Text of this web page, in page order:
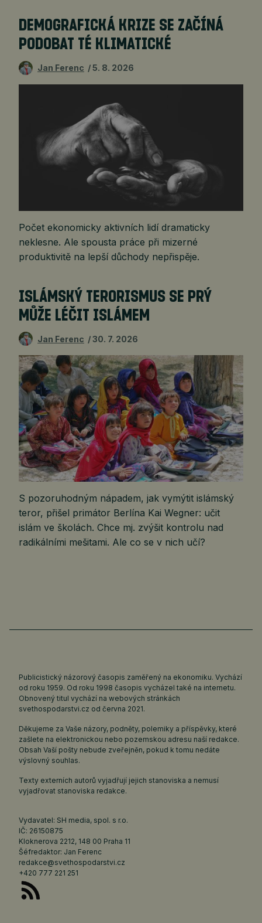
DEMOGRAFICKÁ KRIZE SE ZAČÍNÁ
PODOBAT TÉ KLIMATICKÉ
Jan Ferenc 5. 8. 2026
Počet ekonomicky aktivních lidí dramaticky
neklesne. Ale spousta práce při mizerné
produktivitě na lepší důchody nepřispěje.
ISLÁMSKÝ TERORISMUS SE PRÝ
MŮŽE LÉČIT ISLÁMEM
Jan Ferenc 30. 7. 2026
S pozoruhodným nápadem, jak vymýtit islámský
teror, přišel primátor Berlína Kai Wegner: učit
islám ve školách. Chce mj. zvýšit kontrolu nad
radikálními mešitami. Ale co se v nich učí?
Publicistický názorový časopis zaměřený na ekonomiku. Vychází
od roku 1959. Od roku 1998 časopis vycházel také na internetu.
Obnovený titul vychází na webových stránkách
svethospodarstvi.cz od června 2021.
Děkujeme za Vaše názory, podněty, polemiky a příspěvky, které
zašlete na elektronickou nebo pozemskou adresu naší redakce.
Obsah Vaší pošty nebude zveřejněn, pokud k tomu nedáte
výslovný souhlas.
Texty externích autorů vyjadřují jejich stanoviska a nemusí
vyjadřovat stanoviska redakce.
Vydavatel: SH media, spol. s r.o.
IČ: 26150875
Kloknerova 2212, 148 00 Praha 11
Šéfredaktor: Jan Ferenc
redakce@svethospodarstvi.cz
+420 777 221 251